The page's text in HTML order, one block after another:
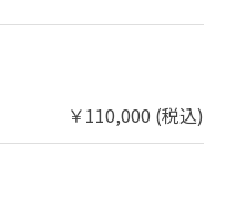
￥110,000 (税込)